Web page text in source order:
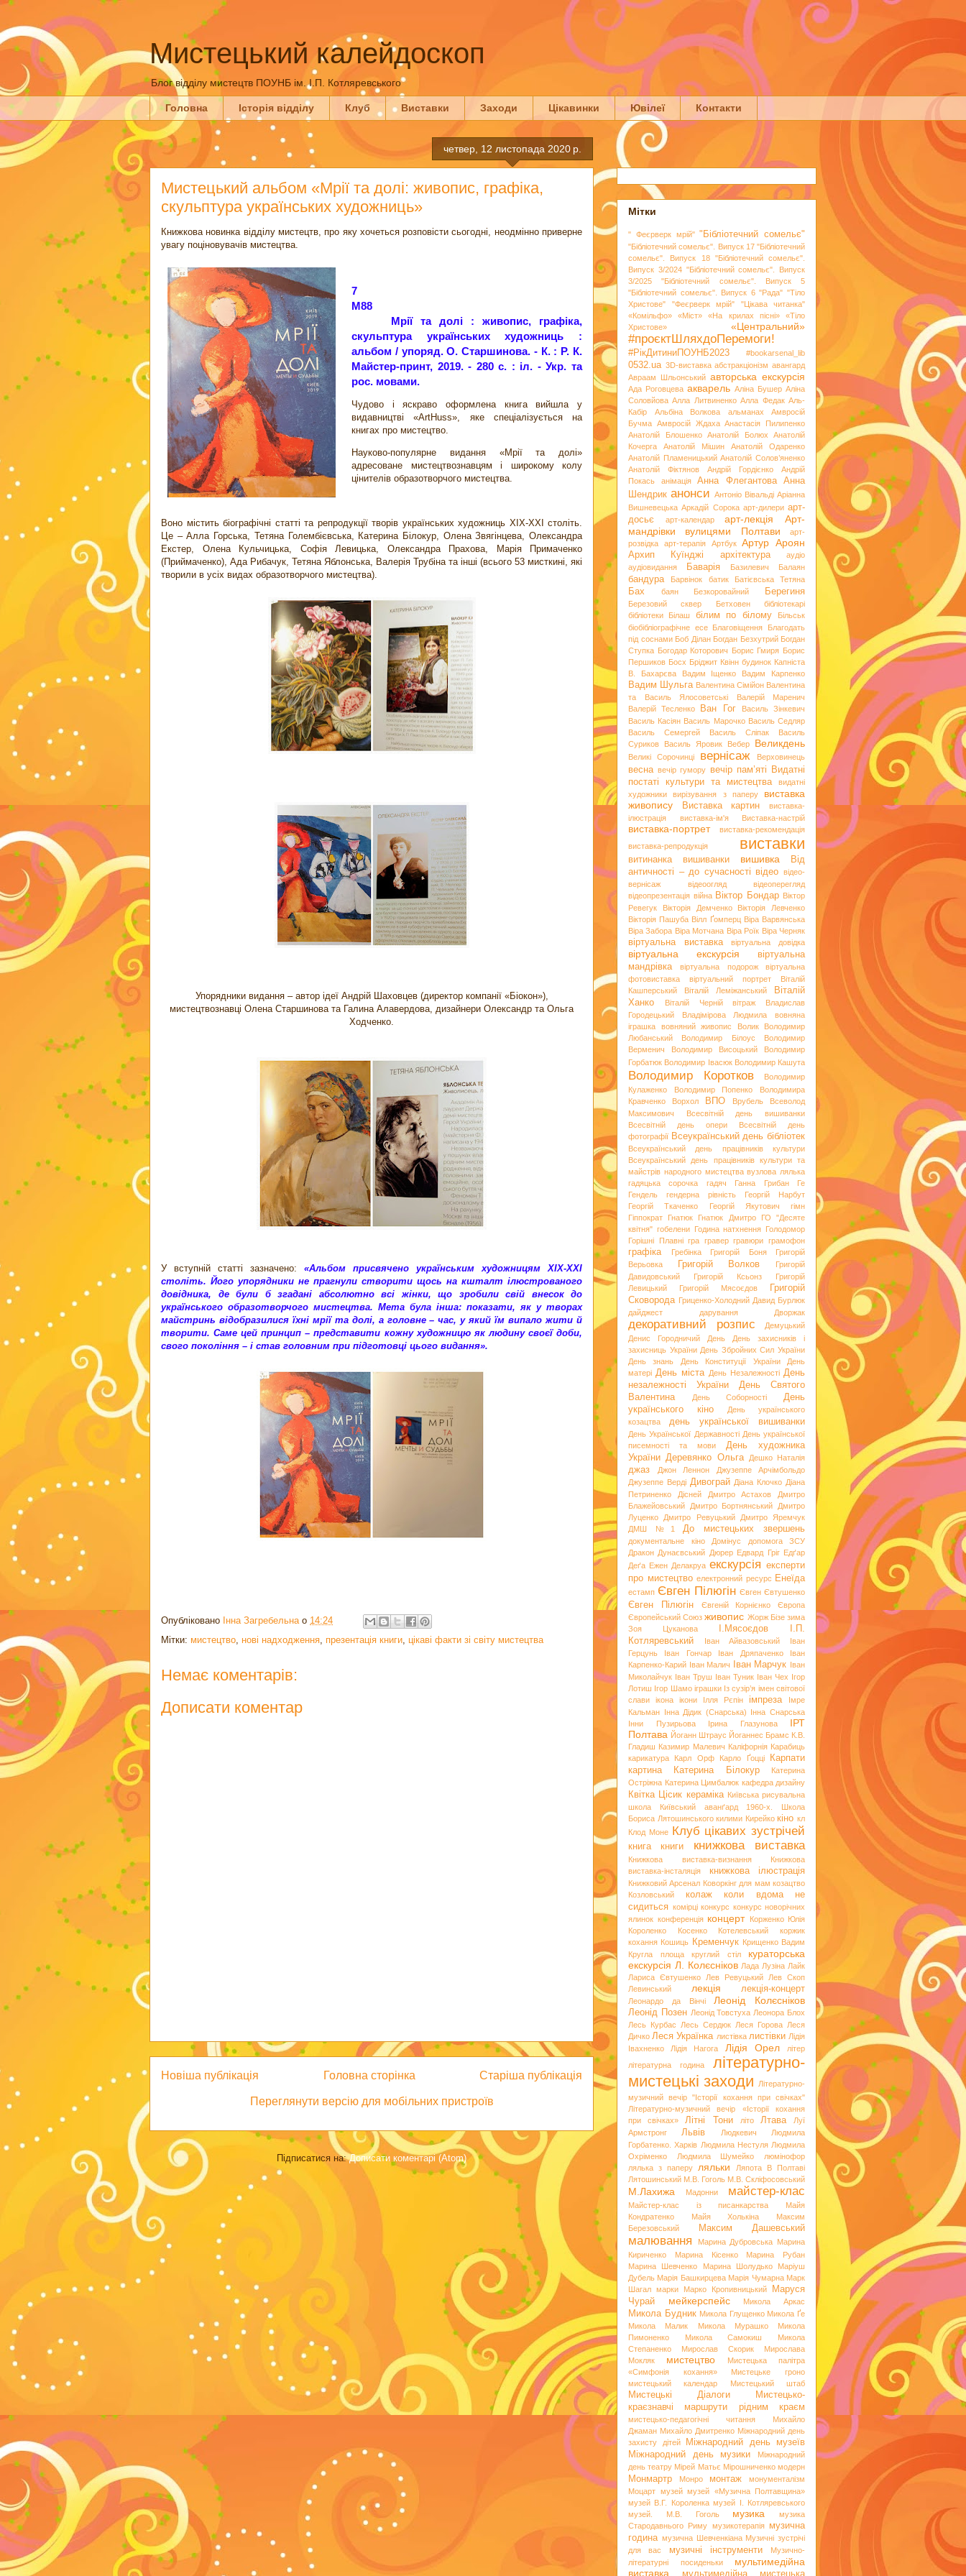
Мистецький калейдоскоп
Блог відділу мистецтв ПОУНБ ім. І.П. Котляревського
Головна Історія відділу Клуб Виставки Заходи Цікавинки Ювілеї Контакти
четвер, 12 листопада 2020 р.
Мистецький альбом «Мрії та долі: живопис, графіка,
скульптура українських художниць»
Книжкова новинка відділу мистецтв, про яку хочеться розповісти сьогодні, неодмінно приверне
увагу поціновувачів мистецтва.
7
М88
Мрії та долі : живопис, графіка,
скульптура українських художниць :
альбом / упоряд. О. Старшинова. - К. : Р. К.
Майстер-принт, 2019. - 280 с. : іл. - Укр. та
рос. мовами.
Чудово і яскраво оформлена книга вийшла у
видавництві «ArtHuss», яке спеціалізується на
книгах про мистецтво.
Науково-популярне видання «Мрії та долі»
адресоване мистецтвознавцям і широкому колу
цінителів образотворчого мистецтва.
Воно містить біографічні статті та репродукції творів українських художниць ХІХ-ХХІ століть.
Це – Алла Горська, Тетяна Голембієвська, Катерина Білокур, Олена Звягінцева, Олександра
Екстер, Олена Кульчицька, Софія Левицька, Олександра Прахова, Марія Примаченко
(Приймаченко), Ада Рибачук, Тетяна Яблонська, Валерія Трубіна та інші (всього 53 мисткині, які
творили в усіх видах образотворчого мистецтва).
Упорядники видання – автор ідеї Андрій Шаховцев (директор компанії «Біокон»),
мистецтвознавці Олена Старшинова та Галина Алавердова, дизайнери Олександр та Ольга
Ходченко.
У вступній статті зазначено: «Альбом присвячено українським художницям ХІХ-ХХІ
століть. Його упорядники не прагнули створити щось на кшталт ілюстрованого
довідника, де були б згадані абсолютно всі жінки, що зробили свій внесок до
українського образотворчого мистецтва. Мета була інша: показати, як у творах
майстринь відобразилися їхні мрії та долі, а головне – час, у який їм випало жити й
творити. Саме цей принцип – представити кожну художницю як людину своєї доби,
свого покоління – і став головним при підготовці цього видання».
Опубліковано Інна Загребельна о 14:24
Мітки: мистецтво нові надходження презентація книги цікаві факти зі світу мистецтва
Немає коментарів:
Дописати коментар
Новіша публікація Старіша публікація
Головна сторінка
Переглянути версію для мобільних пристроїв
Підписатися на:Дописати коментарі (Atom)
Мітки
" Феєрверк мрій" "Бібліотечний сомельє"
"Бібліотечний сомельє". Випуск 17 "Бібліотечний
сомельє". Випуск 18
"Бібліотечний сомельє".
Випуск 3/2024 "Бібліотечний сомельє". Випуск
3/2025
"Бібліотечний сомельє". Випуск 5
"Бібліотечний сомельє". Випуск 6 "Рада" "Тіло
Христове"
"Феєрверк мрій"
"Цікава читанка"
«Комільфо»
«Міст» «На крилах пісні»
«Тіло
Христове»
«Центральний»
#проєктШляхдоПеремоги!
#РікДитиниПОУНБ2023 #bookarsenal_lib
0532.ua 3D-виставка абстракціонізм авангард
Авраам Шльонський авторська екскурсія
Ада Роговцева акварель Аліна Бушер Аліна
Соловйова Алла Литвиненко Алла Федак Аль-
Кабір
Альбіна Волкова альманах
Амвросій
Бучма Амвросій Ждаха Анастасія Пилипенко
Анатолій Блошенко
Анатолій Болюх
Анатолій
Кочерга
Анатолій Мішин
Анатолій Одаренко
Анатолій Пламеницький Анатолій Солов’яненко
Анатолій Фіктянов
Андрій Гордієнко
Андрій
Покась
анімація Анна Флегантова
Анна
Шендрик анонси Антоніо Вівальді Аріанна
Вишневецька Аркадій Сорока арт-дилери арт-
досьє
арт-календар арт-лекція
Арт-
мандрівки вулицями Полтави
арт-
розвідка
арт-терапія Артбук Артур Ароян
Архип Куїнджі архітектура
аудіо
аудіовидання
Баварія Базилевич Балаян
бандура Барвінок батик Батієвська Тетяна
Бах баян Безкоровайний Берегиня
Березовий сквер Бетховен
бібліотекарі
бібліотеки
Білаш білим по білому
Більськ
біобібліографічне есе
Благовіщення
Благодать
під соснами Боб Ділан Богдан Безхутрий Богдан
Ступка Богодар Которович Борис Гмиря Борис
Першиков Босх Бріджит Квінн будинок Капніста
В. Бахарєва
Вадим Іщенко Вадим Карпенко
Вадим Шульга Валентина Сімійон Валентина
та Василь Ялосоветські
Валерій Маренич
Валерій Тесленко
Ван Гог
Василь Зінкевич
Василь Касіян Василь Марочко Василь Седляр
Василь Семергей
Василь Сліпак
Василь
Суриков
Василь Яровик Вебер Великдень
Великі Сорочинці вернісаж Верховинець
весна вечір гумору вечір пам’яті
Видатні
постаті культури та мистецтва
видатні
художники
вирізування з паперу
виставка
живопису
Виставка картин
виставка-
ілюстрація
виставка-ім'я Виставка-настрій
виставка-портрет
виставка-рекомендація
виставка-репродукція
виставки
витинанка вишиванки вишивка
Від
античності – до сучасності відео відео-
вернісаж
відеоогляд
відеоперегляд
відеопрезентація війна Віктор Бондар Віктор
Ревегук
Вікторія Демченко
Вікторія Левченко
Вікторія Пашуба Вілл Ґомперц Віра Варвянська
Віра Забора Віра Мотчана Віра Роїк Віра Черняк
віртуальна виставка віртуальна довідка
віртуальна екскурсія
віртуальна
мандрівка
віртуальна подорож
віртуальна
фотовиставка
віртуальний портрет
Віталій
Кашперський
Віталій Леміжанський
Віталій
Ханко
Віталій Черній вітраж
Владислав
Городецький
Владімірова Людмила
вовняна
іграшка
вовняний живопис Волик
Володимир
Любанський
Володимир Білоус
Володимир
Верменич
Володимир Висоцький
Володимир
Горбатюк Володимир Івасюк Володимир Кашута
Володимир Коротков
Володимир
Кулаженко
Володимир Попенко
Володимира
Кравченко
Ворхол ВПО Врубель
Всеволод
Максимович
Всесвітній день вишиванки
Всесвітній день опери
Всесвітній день
фотографії Всеукраїнський день бібліотек
Всеукраїнський день працівників культури
Всеукраїнський день працівників культури та
майстрів народного мистецтва вузлова лялька
гадяцька сорочка
гадяч Ганна Грибан
Ге
Гендель
гендерна рівність
Георгій Нарбут
Георгій Ткаченко
Георгій Якутович
гімн
Гіппократ
Гнатюк Гнатюк Дмитро
ГО "Десяте
квітня" гобелени Година натхнення Голодомор
Горішні Плавні гра гравер гравюри грамофон
графіка Гребінка Григорій Боня
Григорій
Верьовка
Григорій Волков
Григорій
Давидовський
Григорій Ксьонз
Григорій
Левицький
Григорій Мясоєдов
Григорій
Сковорода Гриценко-Холодний Давид Бурлюк
дайджест
дарування Дворжак
декоративний розпис
Демуцький
Денис Городничий
День
День захисників і
захисниць України День Збройних Сил України
День знань
День Конституції України
День
матері День міста День Незалежності День
незалежності України
День Святого
Валентина
День Соборності
День
українського кіно
День українського
козацтва
день української вишиванки
День Української Державності День української
писемності та мови
День художника
України Деревянко Ольга Дешко Наталія
джаз Джон Леннон
Джузеппе Арчімбольдо
Джузеппе Верді Дивограй Діана Клочко Діана
Петриненко
Дісней Дмитро Астахов
Дмитро
Блажейовський
Дмитро Бортнянський
Дмитро
Луценко
Дмитро Ревуцький
Дмитро Яремчук
ДМШ №1
До мистецьких звершень
документальне кіно Домінус
допомога ЗСУ
Дракон Дунаєвський Дюрер Едвард Гріг Едґар
Деґа Ежен Делакруа екскурсія експерти
про мистецтво електронний ресурс Енеїда
естамп Євген Пілюгін Євген Євтушенко
Євген Пілюгін Євгеній Корнієнко
Європа
Європейський Союз живопис Жорж Бізе зима
Зоя Цуканова
І.Мясоєдов
І.П.
Котляревський
Іван Айвазовський
Іван
Герцунь
Іван Гончар Іван Дряпаченко
Іван
Карпенко-Карий Іван Малич Іван Марчук Іван
Миколайчук Іван Труш Іван Туник Іван Чех Ігор
Лотиш Ігор Шамо іграшки Із сузір’я імен світової
слави
ікона ікони Ілля Рєпін імпреза
Імре
Кальман Інна Дідик (Снарська) Інна Снарська
Інни Пузирьова
Ірина Глазунова
ІРТ
Полтава Йоганн Штраус Йоганнес Брамс К.В.
Гладиш Казимир Малевич Каліфорнія Карабиць
карикатура
Карл Орф Карло Ґоцці
Карпати
картина
Катерина Білокур
Катерина
Остріжна Катерина Цимбалюк кафедра дизайну
Квітка Цісик кераміка Київська рисувальна
школа
Київський аванґард 1960-х. Школа
Бориса Лятошинського килими Кирейко кіно кл
Клод Моне
Клуб цікавих зустрічей
книга книги книжкова виставка
Книжкова виставка-визнання
Книжкова
виставка-інсталяція
книжкова ілюстрація
Книжковий Арсенал Коворкінг для мам козацтво
Козловський
колаж
коли вдома не
сидиться комірці конкурс конкурс новорічних
ялинок конференція концерт
Корженко Юлія
Короленко
Косенко
Котелевський коржик
кохання Кошиць Кременчук Крищенко Вадим
Кругла площа
круглий стіл
кураторська
екскурсія Л. Колєсніков Лада Лузіна Лайк
Лариса Євтушенко
Лев Ревуцький
Лев Скоп
Левинський
лекція лекція-концерт
Леонардо да Вінчі Леонід Колєсніков
Леонід Позен Леонід Товстуха Леонора Блох
Лесь Курбас
Лесь Сердюк Леся Горова Леся
Дичко Леся Українка листівка листівки Лідія
Івахненко
Лідія Нагога Лідія Орел
літер
літературна година
літературно-
мистецькі заходи
Літературно-
музичний вечір "Історії кохання при свічках"
Літературно-музичний вечір «Історії кохання
при свічках»
Літні Тони літо Лтава
Луї
Армстронг
Львів Людкевич
Людмила
Горбатенко. Харків Людмила Нестуля Людмила
Охріменко
Людмила Шумейко
люмінофор
лялька з паперу
ляльки
Ляпота В Полтаві
Лятошинський М.В. Гоголь М.В. Скліфосовський
М.Лахижа Мадонни майстер-клас
Майстер-клас із писанкарства
Майя
Кондратенко
Майя Холькіна
Максим
Березовський
Максим Дашевський
малювання Марина Дубровська Марина
Кириченко
Марина Кісенко
Марина Рубан
Марина Шевченко
Марина Шолудько
Маріуш
Дубель Марія Башкирцева Марія Чумарна Марк
Шагал марки Марко Кропивницький
Маруся
Чурай
мейкерспейс Микола Аркас
Микола Будник Микола Глущенко Микола Ґе
Микола Малик
Микола Мурашко
Микола
Пимоненко
Микола Самокиш
Микола
Степаненко
Мирослав Скорик
Мирослава
Мокляк
мистецтво
Мистецька палітра
«Симфонія кохання»
Мистецьке гроно
мистецький календар
Мистецький штаб
Мистецькі Діалоги
Мистецько-
краєзнавчі маршрути рідним краєм
мистецько-педагогічні читання
Михайло
Джаман Михайло Дмитренко Міжнародний день
захисту дітей
Міжнародний день музеїв
Міжнародний день музики
Міжнародний
день театру Мірей Матьє Мірошниченко модерн
Монмартр Монро монтаж
монументалізм
Моцарт музей музей «Музична Полтавщина»
музей В.Г. Короленка музей І. Котляревського
музей. М.В. Гоголь
музика
музика
Стародавнього Риму музикотерапія
музична
година музична Шевченкіана Музичні зустрічі
для вас
музичні інструменти
Музично-
літературні посиденьки
мультимедійна
виставка
мультимедійна мистецька